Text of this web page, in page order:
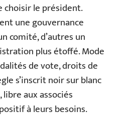
choisir le président.
une gouvernance
comité, d’autres un
plus étoffé. Mode
de vote, droits de
s’inscrit noir sur blanc
aux associés
à leurs besoins.